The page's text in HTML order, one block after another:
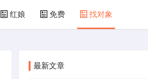
红娘 免费 找对象
最新文章